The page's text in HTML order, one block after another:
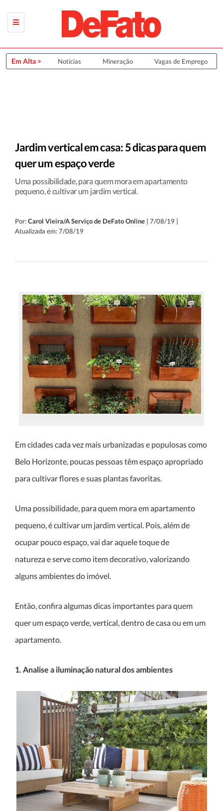
Em Alta >Últimas Notícias Mineração Vagas de Emprego
Jardim vertical em casa: 5 dicas para quem
quer um espaço verde
Uma possibilidade, para quem mora em apartamento
pequeno, é cultivar um jardim vertical.
Por:Carol Vieira/A Serviço de DeFato Online | 7/08/19 |
Atualizada em: 7/08/19
Em cidades cada vez mais urbanizadas e populosas como
Belo Horizonte, poucas pessoas têm espaço apropriado
para cultivar flores e suas plantas favoritas.
Uma possibilidade, para quem mora em apartamento
pequeno, é cultivar um jardim vertical. Pois, além de
ocupar pouco espaço, vai dar aquele toque de
natureza e serve como item decorativo, valorizando
alguns ambientes do imóvel.
Então, confira algumas dicas importantes para quem
quer um espaço verde, vertical, dentro de casa ou em um
apartamento.
1. Analise a iluminação natural dos ambientes